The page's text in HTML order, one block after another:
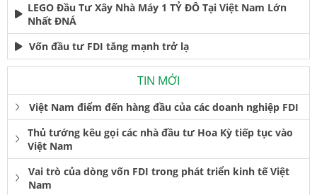
LEGO Đầu Tư Xây Nhà Máy 1 TỶ ĐÔ Tại Việt Nam Lớn
Nhất ĐNÁ
Vốn đầu tư FDI tăng mạnh trở lạ
TIN MỚI
Việt Nam điểm đến hàng đầu của các doanh nghiệp FDI
Thủ tướng kêu gọi các nhà đầu tư Hoa Kỳ tiếp tục vào
Việt Nam
Vai trò của dòng vốn FDI trong phát triển kinh tế Việt
Nam